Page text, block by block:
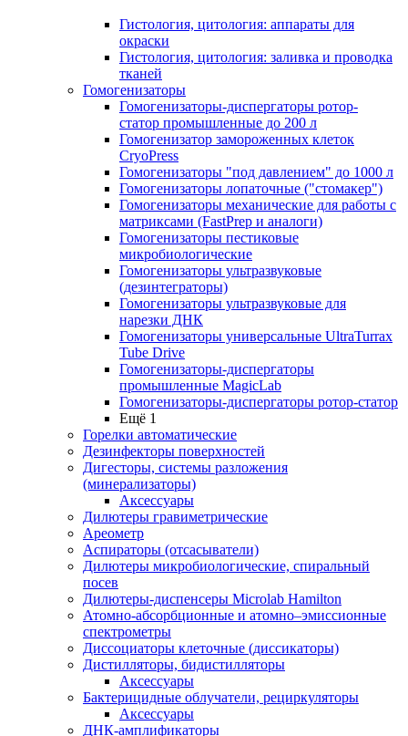
Гистология, цитология: аппараты для
окраски
Гистология, цитология: заливка и проводка
тканей
Гомогенизаторы
Гомогенизаторы-диспергаторы ротор-
статор промышленные до 200 л
Гомогенизатор замороженных клеток
CryoPress
Гомогенизаторы "под давлением" до 1000 л
Гомогенизаторы лопаточные ("стомакер")
Гомогенизаторы механические для работы с
матриксами (FastPrep и аналоги)
Гомогенизаторы пестиковые
микробиологические
Гомогенизаторы ультразвуковые
(дезинтеграторы)
Гомогенизаторы ультразвуковые для
нарезки ДНК
Гомогенизаторы универсальные UltraTurrax
Tube Drive
Гомогенизаторы-диспергаторы
промышленные MagicLab
Гомогенизаторы-диспергаторы ротор-статор
Ещё 1
Горелки автоматические
Дезинфекторы поверхностей
Дигесторы, системы разложения
(минерализаторы)
Аксессуары
Дилютеры гравиметрические
Ареометр
Аспираторы (отсасыватели)
Дилютеры микробиологические, спиральный
посев
Дилютеры-диспенсеры Microlab Hamilton
Атомно-абсорбционные и атомно–эмиссионные
спектрометры
Диссоциаторы клеточные (диссикаторы)
Дистилляторы, бидистилляторы
Аксессуары
Бактерицидные облучатели, рециркуляторы
Аксессуары
ДНК-амплификаторы